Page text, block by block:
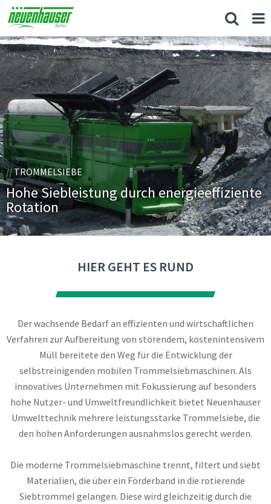
//TROMMELSIEBE
Hohe Siebleistung durch energieeffiziente
Rotation
HIER GEHT ES RUND
Der wachsende Bedarf an effizienten und wirtschaftlichen
Verfahren zur Aufbereitung von störendem, kostenintensivem
Müll bereitete den Weg für die Entwicklung der
selbstreinigenden mobilen Trommelsiebmaschinen. Als
innovatives Unternehmen mit Fokussierung auf besonders
hohe Nutzer- und Umweltfreundlichkeit bietet Neuenhauser
Umwelttechnik mehrere leistungsstarke Trommelsiebe, die
den hohen Anforderungen ausnahmslos gerecht werden.
Die moderne Trommelsiebmaschine trennt, filtert und siebt
Materialien, die über ein Förderband in die rotierende
Siebtrommel gelangen. Diese wird gleichzeitig durch die